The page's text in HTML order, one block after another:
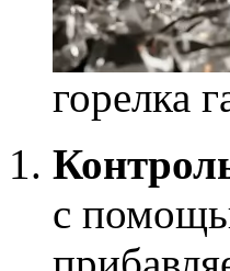
горелка
с